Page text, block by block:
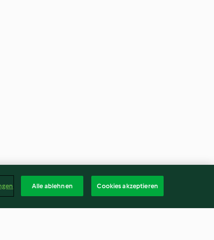
Alle ablehnen Cookies akzeptieren